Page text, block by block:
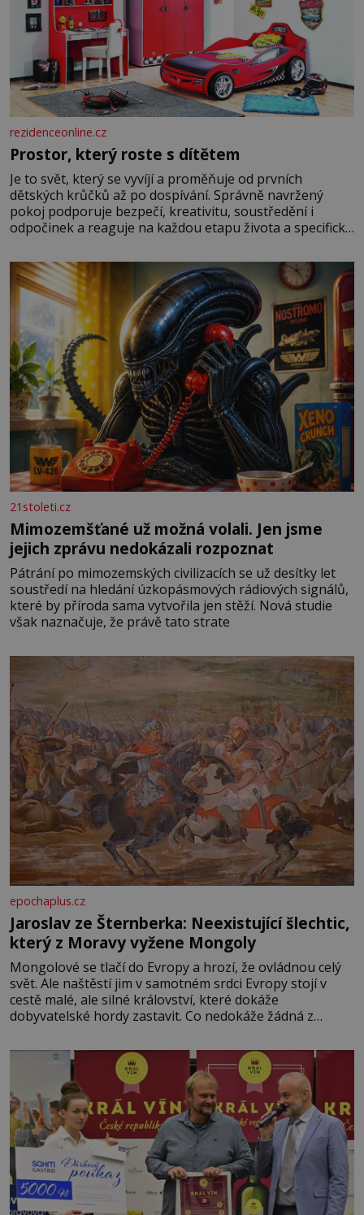
rezidenceonline.cz
Prostor, který roste s dítětem
Je to svět, který se vyvíjí a proměňuje od prvních
dětských krůčků až po dospívání. Správně navržený
pokoj podporuje bezpečí, kreativitu, soustředění i
odpočinek a reaguje na každou etapu života a specifické
měkkost a bezpečí, proto by pokoj miminka měl působit
především klidně a útulně. Předškolní věk je
21stoleti.cz
Mimozemšťané už možná volali. Jen jsme
jejich zprávu nedokázali rozpoznat
Pátrání po mimozemských civilizacích se už desítky let
soustředí na hledání úzkopásmových rádiových signálů,
které by příroda sama vytvořila jen stěží. Nová studie
však naznačuje, že právě tato strate
epochaplus.cz
Jaroslav ze Šternberka: Neexistující šlechtic,
který z Moravy vyžene Mongoly
Mongolové se tlačí do Evropy a hrozí, že ovládnou celý
svět. Ale naštěstí jim v samotném srdci Evropy stojí v
cestě malé, ale silné království, které dokáže
dobyvatelské hordy zastavit. Co nedokáže žádná z
král. Nebo že by ne? Mongolové od roku 1223 postupují
podél Kaspického a Azovského moře,